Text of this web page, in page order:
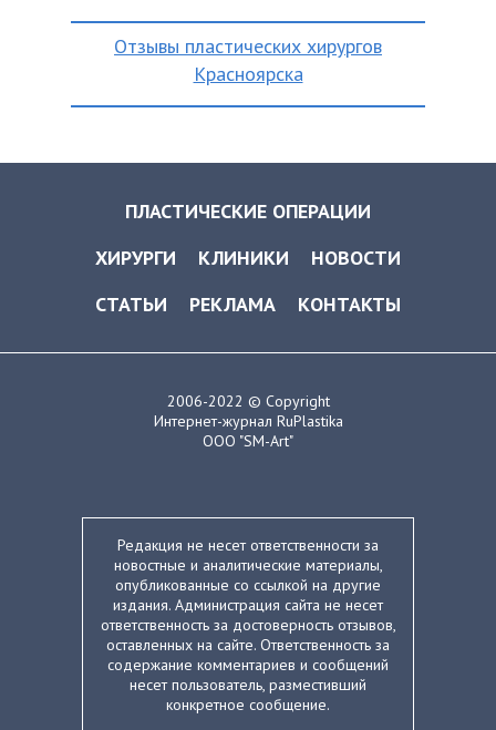
Отзывы пластических хирургов
Красноярска
ПЛАСТИЧЕСКИЕ ОПЕРАЦИИ
ХИРУРГИ
КЛИНИКИ
НОВОСТИ
СТАТЬИ
РЕКЛАМА КОНТАКТЫ
2006-2022 © Copyright
Интернет-журнал RuPlastika
ООО "SM-Art"
Редакция не несет ответственности за
новостные и аналитические материалы,
опубликованные со ссылкой на другие
издания. Администрация сайта не несет
ответственность за достоверность отзывов,
оставленных на сайте. Ответственность за
содержание комментариев и сообщений
несет пользователь, разместивший
конкретное сообщение.